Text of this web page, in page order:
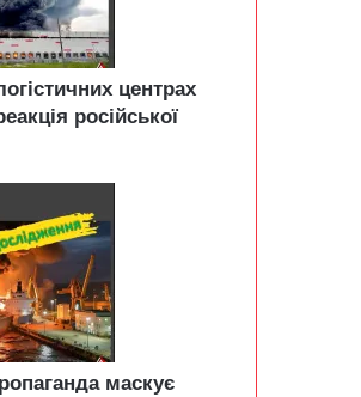
центрах
російської
маскує